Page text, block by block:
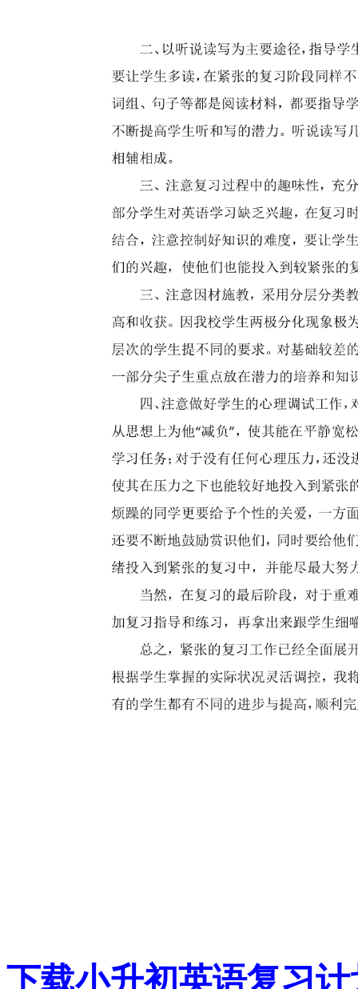
下载小升初英语复习